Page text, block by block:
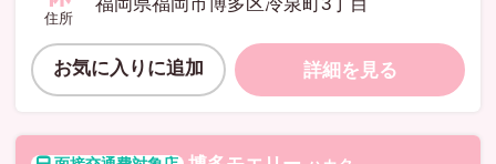
住所
お気に入りに追加 詳細を見る